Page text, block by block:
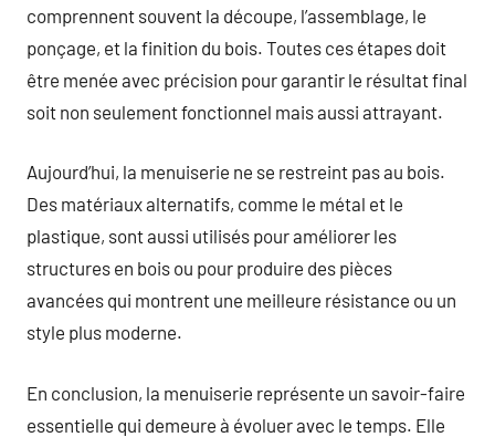
comprennent souvent la découpe, l’assemblage, le
ponçage, et la finition du bois. Toutes ces étapes doit
être menée avec précision pour garantir le résultat final
soit non seulement fonctionnel mais aussi attrayant.
Aujourd’hui, la menuiserie ne se restreint pas au bois.
Des matériaux alternatifs, comme le métal et le
plastique, sont aussi utilisés pour améliorer les
structures en bois ou pour produire des pièces
avancées qui montrent une meilleure résistance ou un
style plus moderne.
En conclusion, la menuiserie représente un savoir-faire
essentielle qui demeure à évoluer avec le temps. Elle